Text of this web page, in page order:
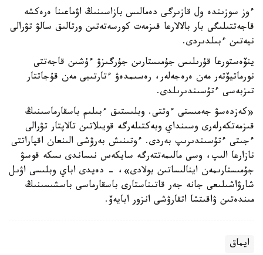
ءوز سوزىندە ول قازىرگى دەمالىس بازاسىنىڭ اۋماعىنا ەرەكشە
قاجەتتىلىگى بار بالالارعا قىزمەت كورسەتەتىن ورتالىق سالۋ تۋرالى
نيەتىن ءبىلدىردى.
ينۆەستورعا قۇرىلىس جۇمىستارىن جۇرگىزۋ ءۇشىن قاجەتتى
نورماتيۆتەر مەن ەرەجەلەر، رەسىمدەۋ ءتارتىبى مەن قۇجاتتار
تىزبەسى ءتۇسىندىرىلدى.
«كەزدەسۋ جەمىستى ءوتتى. وبلىستىق ءبىلىم باسقارماسىنىڭ
قىزمەتكەرلەرى وسىنداي وبەكتىلەرگە قويىلاتىن تالاپتار تۋرالى
ءجىتى ءتۇسىندىرىپ بەردى. ءوتىنىش بەرۋشى الىنعان اقپاراتتى
نازارعا الىپ، وسى مالىمەتتەرگە سايكەس نىساندى ىسكە قوسۋ
جۇمىستارىمەن اينالىساتىن بولادى»، - دەيدى اباي وبلىسى اۋىل
شارۋاشىلىعى جانە جەر قاتىناستارى باسقارماسى باسشىسىنىڭ
مىندەتىن ۋاقىتشا اتقارۋشى انزور ابايەۆ.
ايماق